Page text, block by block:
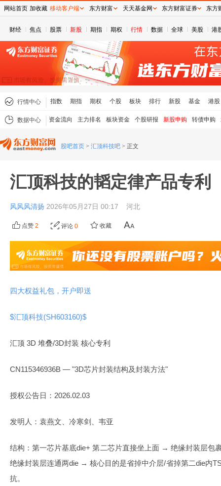
财经 焦点 股票 新股 期指 期权 行情 数据 全球 美股 港
行情中心 指数 期指 期权 个股 板块 排行 新股 基金 港股
数据中心 资金流向 主力排名 板块资金 个股研报 新股申购 转债申购
股吧首页 > 汇顶科技吧 > 正文
汇顶科技的韬定律产品专利
风风风清扬 2026年05月27日 00:17 河北
点赞 2 评论 0 收藏
四大权益礼包，开户即送
$汇顶科技(SH603160)$
汇顶 3D 堆叠/3D封装 核心专利
CN115346936B — "3D芯片封装结构及封装方法"
授权公告日：2026.02.03
发明人：袁燕文、冷寒剑、韦亚
结构：第一芯片基底die+ 第二芯片直接坐上面 → 绝缘封装层包
绝缘封装层连通两die → 核心目的是省掉中介层/省掉第二die内
抗。
网站首页 加收藏 移动客户端 东方财富 天天基金网 东方财富证券 东方